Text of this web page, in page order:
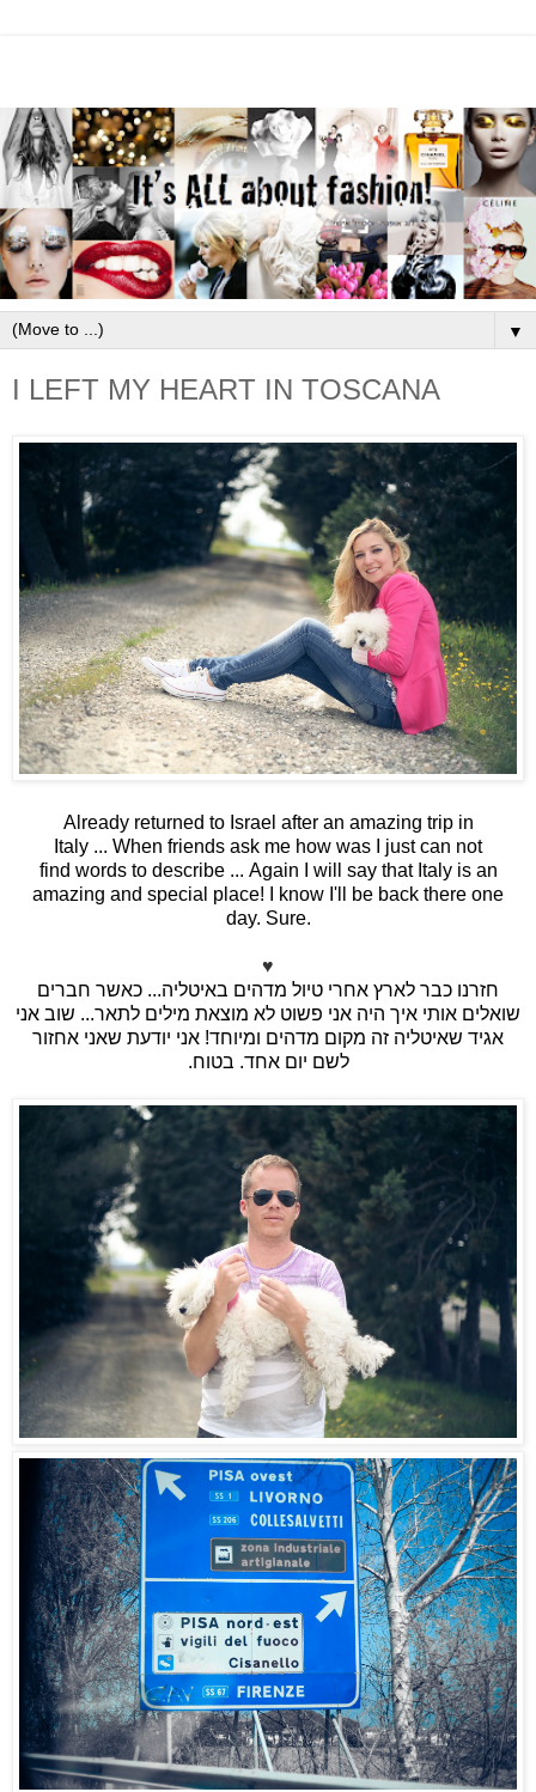
▼
I LEFT MY HEART IN TOSCANA
Already returned to Israel after an amazing trip in
Italy ... When friends ask me how was I just can not
find words to describe ... Again I will say that Italy is an
amazing and special place! I know I'll be back there one
day. Sure.
♥
חזרנו כבר לארץ אחרי טיול מדהים באיטליה... כאשר חברים
שואלים אותי איך היה אני פשוט לא מוצאת מילים לתאר... שוב אני
אגיד שאיטליה זה מקום מדהים ומיוחד! אני יודעת שאני אחזור
לשם יום אחד. בטוח.